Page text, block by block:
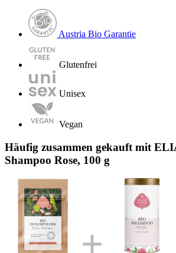
Austria Bio Garantie
Glutenfrei
Unisex
Vegan
Häufig zusammen gekauft mit
Shampoo Rose, 100 g